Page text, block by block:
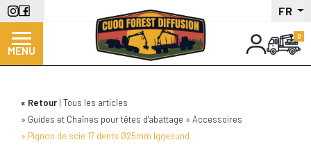
Aller
au
contenu
principal
FR
MENU
Retour Tous les articles
Guides et Chaînes pour têtes d'abattage
Accessoires
Pignon de scie 17 dents Ø25mm Iggesund